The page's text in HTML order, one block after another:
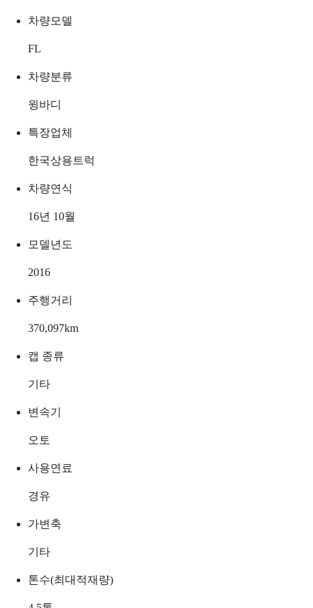
차량모델
FL
차량분류
윙바디
특장업체
한국상용트럭
차량연식
16년 10월
모델년도
2016
주행거리
370,097km
캡 종류
기타
변속기
오토
사용연료
경유
가변축
기타
톤수(최대적재량)